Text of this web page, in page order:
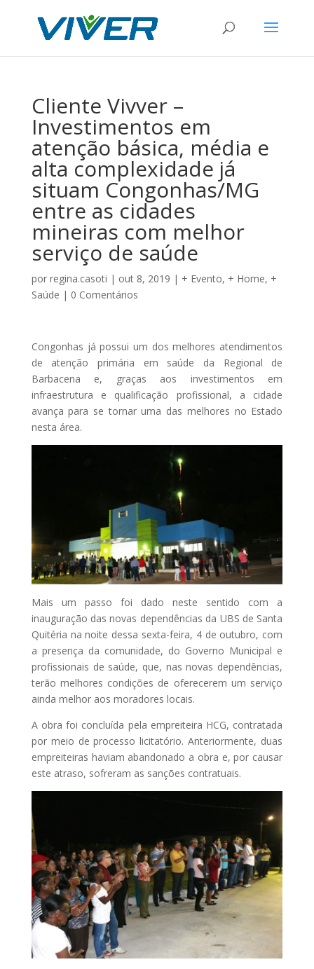
Cliente Vivver –
Investimentos em
atenção básica, média e
alta complexidade já
situam Congonhas/MG
entre as cidades
mineiras com melhor
serviço de saúde
por regina.casoti | out 8, 2019 | + Evento, + Home, +
Saúde | 0 Comentários
Congonhas já possui um dos melhores atendimentos
de atenção primária em saúde da Regional de
Barbacena e, graças aos investimentos em
infraestrutura e qualificação profissional, a cidade
avança para se tornar uma das melhores no Estado
nesta área.
Mais um passo foi dado neste sentido com a
inauguração das novas dependências da UBS de Santa
Quitéria na noite dessa sexta-feira, 4 de outubro, com
a presença da comunidade, do Governo Municipal e
profissionais de saúde, que, nas novas dependências,
terão melhores condições de oferecerem um serviço
ainda melhor aos moradores locais.
A obra foi concluída pela empreiteira HCG, contratada
por meio de processo licitatório. Anteriormente, duas
empreiteiras haviam abandonado a obra e, por causar
este atraso, sofreram as sanções contratuais.